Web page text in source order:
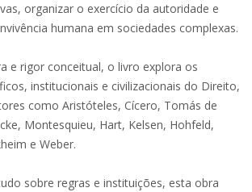
organizar o exercício da autoridade e
humana em sociedades complexas.
e rigor conceitual, o livro explora os
institucionais e civilizacionais do Direito,
como Aristóteles, Cícero, Tomás de
Montesquieu, Hart, Kelsen, Hohfeld,
e Weber.
sobre regras e instituições, esta obra